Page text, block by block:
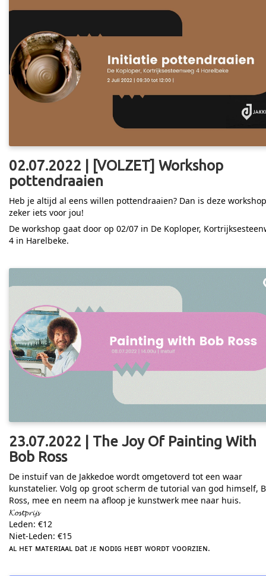
02.07.2022 | [VOLZET] Workshop
pottendraaien
Heb je altijd al eens willen pottendraaien? Dan is deze workshop
zeker iets voor jou!
De workshop gaat door op 02/07 in De Koploper,
4 in Harelbeke.
23.07.2022 | The Joy Of Painting With
Bob Ross
De instuif van de Jakkedoe wordt omgetoverd tot een waar
kunstatelier. Volg op groot scherm de tutorial van god himself,
Ross, mee en neem na afloop je kunstwerk mee naar huis.
𝓚𝓸𝓼𝓽𝓹𝓻𝓲𝓳𝓼
Leden: €12
Niet-Leden: €15
ᴀʟ ʜᴇᴛ ᴍᴀᴛᴇʀɪᴀᴀʟ ᴅat ᴊᴇ ɴᴏᴅɪɢ ʜᴇʙᴛ ᴡᴏʀᴅᴛ ᴠᴏᴏʀᴢɪᴇɴ.